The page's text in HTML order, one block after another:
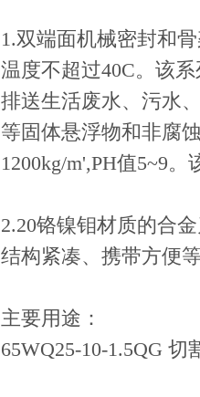
1.双端面机械密封和
温度不超过40C。该
排送生活废水、污水
等固体悬浮物和非腐
1200kg/m',PH值5~9。
2.20铬镍钼材质的合
结构紧凑、携带方便
主要用途：
65WQ25-10-1.5QG